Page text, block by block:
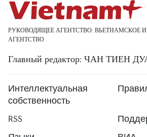
РУКОВОДЯЩЕЕ АГЕНТСТВО: ВЬЕТНАМСКОЕ
АГЕНТСТВО
Главный редактор: ЧАН ТИЕН
Интеллектуальная
собственность
RSS